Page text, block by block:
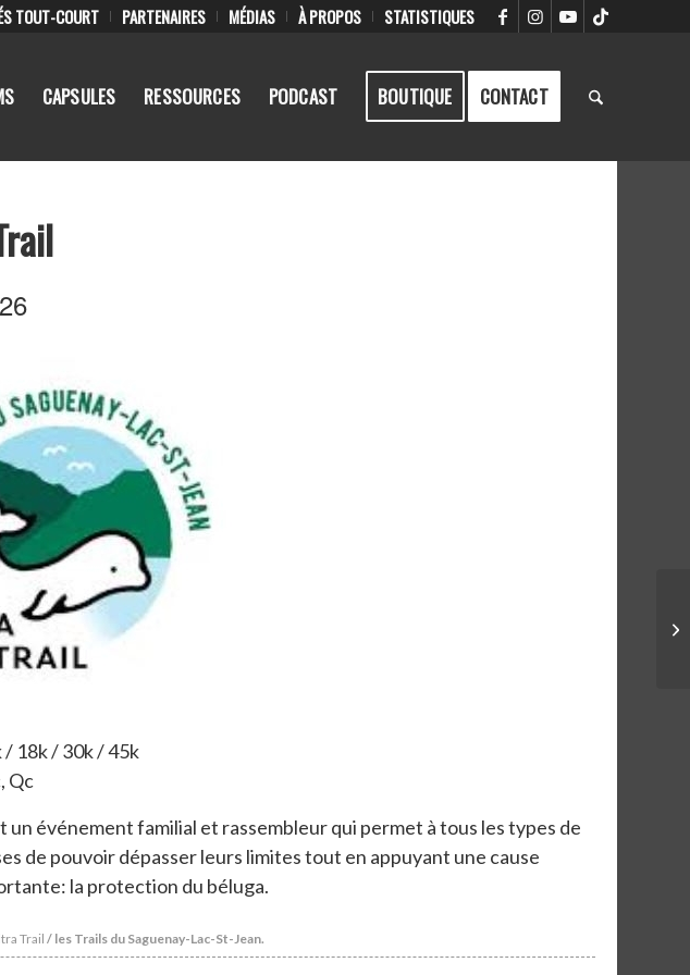
TOUT-COURT PARTENAIRES MÉDIAS À PROPOS STATISTIQUES
CAPSULES RESSOURCES PODCAST BOUTIQUE CONTACT
/ 18k / 30k / 45k
Qc
un événement familial et rassembleur qui permet à tous les types de
de pouvoir dépasser leurs limites tout en appuyant une cause
la protection du béluga.
Trail / les Trails du Saguenay-Lac-St-Jean.